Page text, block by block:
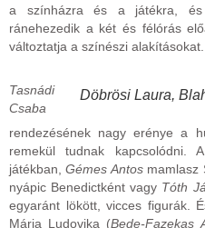
a színházra és a játékra,
ránehezedik a két és félórás
változtatja a színészi alakításokat.
Döbrösi Laura,
Tasnádi
Csaba
rendezésének nagy erénye a
remekül tudnak kapcsolódni.
játékban,Gémes Antosmamlasz
nyápic Benedictként vagy Tóth
egyaránt lökött, vicces figurák.
Mária Ludovika (Bede-Fazekas